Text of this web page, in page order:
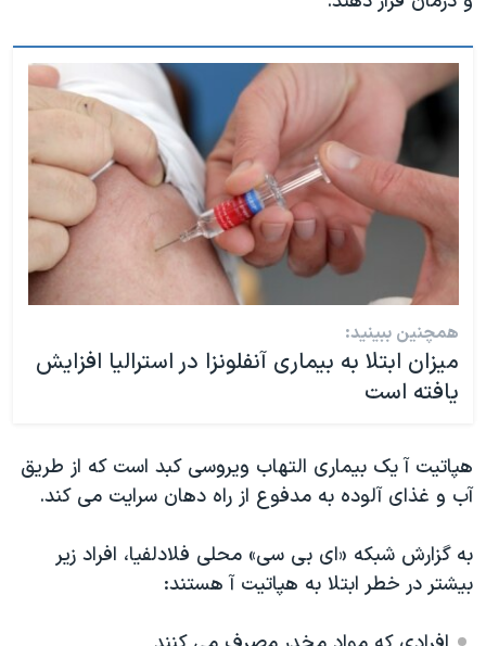
همچنین ببینید:
میزان ابتلا به بیماری آنفلونزا در استرالیا افزایش
یافته است
هپاتیت آ یک بیماری التهاب ویروسی کبد است که از طریق
آب و غذای آلوده به مدفوع از راه دهان سرایت می کند.
به گزارش شبکه «ای بی سی» محلی فلادلفیا، افراد زیر
بیشتر در خطر ابتلا به هپاتیت آ هستند: